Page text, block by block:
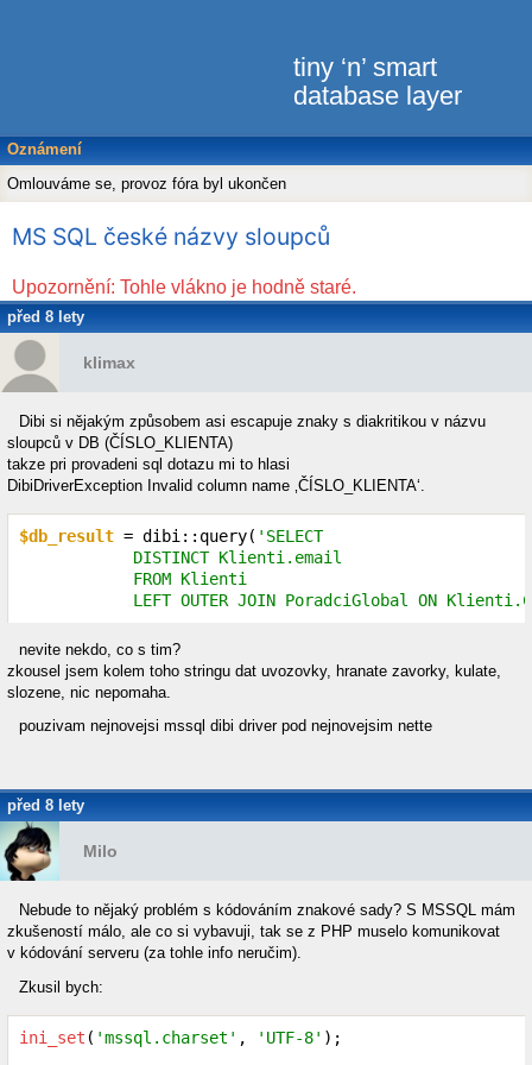
tiny ‘n’ smart
database layer
Oznámení
Omlouváme se, provoz fóra byl ukončen
MS SQL české názvy sloupců
Upozornění: Tohle vlákno je hodně staré.
před 8 lety
klimax
Dibi si nějakým způsobem asi escapuje znaky s diakritikou v názvu
sloupců v DB (ČÍSLO_KLIENTA)
takze pri provadeni sql dotazu mi to hlasi
DibiDriverException Invalid column name ‚ČÍSLO_KLIENTA‘.
$db_result = dibi::query( 'SELECT
            DISTINCT Klienti.email
            FROM Klienti
LEFT OUTER JOIN PoradciGlobal ON
nevite nekdo, co s tim?
zkousel jsem kolem toho stringu dat uvozovky, hranate zavorky, kulate,
slozene, nic nepomaha.
pouzivam nejnovejsi mssql dibi driver pod nejnovejsim nette
před 8 lety
Milo
Nebude to nějaký problém s kódováním znakové sady? S MSSQL mám
zkušeností málo, ale co si vybavuji, tak se z PHP muselo komunikovat
v kódování serveru (za tohle info neručim).
Zkusil bych:
ini_set ( 'mssql.charset' , 'UTF-8' );